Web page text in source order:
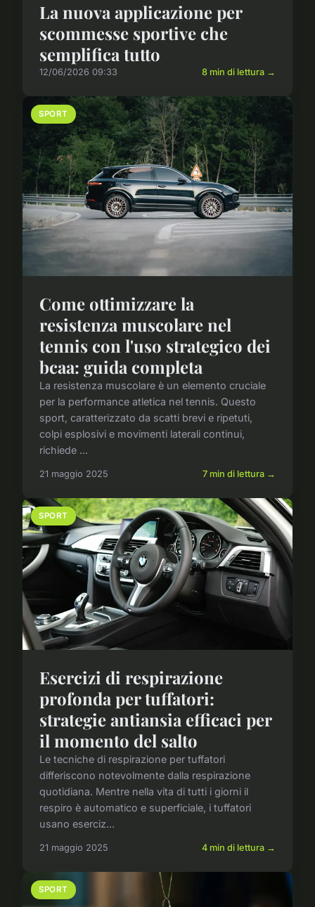
La nuova applicazione per
scommesse sportive che
semplifica tutto
12/06/2026 09:33 8 min di lettura →
SPORT
Come ottimizzare la
resistenza muscolare nel
tennis con l'uso strategico dei
bcaa: guida completa
La resistenza muscolare è un elemento cruciale
per la performance atletica nel tennis. Questo
sport, caratterizzato da scatti brevi e ripetuti,
colpi esplosivi e movimenti laterali continui,
richiede ...
21 maggio 2025 7 min di lettura →
SPORT
Esercizi di respirazione
profonda per tuffatori:
strategie antiansia efficaci per
il momento del salto
Le tecniche di respirazione per tuffatori
differiscono notevolmente dalla respirazione
quotidiana. Mentre nella vita di tutti i giorni il
respiro è automatico e superficiale, i tuffatori
usano eserciz...
21 maggio 2025 4 min di lettura →
SPORT